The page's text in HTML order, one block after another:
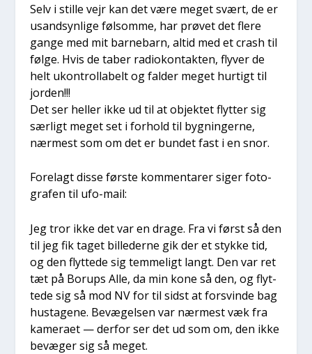
Selv i stil­le vejr kan det være meget svært, de er
usand­syn­li­ge føl­som­me, har prø­vet det fle­re
gan­ge med mit bar­ne­barn, altid med et crash til
føl­ge. Hvis de taber radi­o­kon­tak­ten, fly­ver de
helt ukon­trol­la­belt og fal­der meget hur­tigt til
jor­den!!!
Det ser hel­ler ikke ud til at objek­tet flyt­ter sig
sær­ligt meget set i for­hold til byg­nin­ger­ne,
nær­mest som om det er bun­det fast i en snor.
Fore­lagt dis­se før­ste kom­men­ta­rer siger foto­
gra­fen til ufo-mail:
Jeg tror ikke det var en dra­ge. Fra vi først så den
til jeg fik taget bil­le­der­ne gik der et styk­ke tid,
og den flyt­te­de sig tem­me­ligt langt. Den var ret
tæt på Borups Alle, da min kone så den, og flyt­
te­de sig så mod NV for til sidst at for­svin­de bag
hus­ta­ge­ne. Bevæ­gel­sen var nær­mest væk fra
kame­ra­et — der­for ser det ud som om, den ikke
bevæ­ger sig så meget.